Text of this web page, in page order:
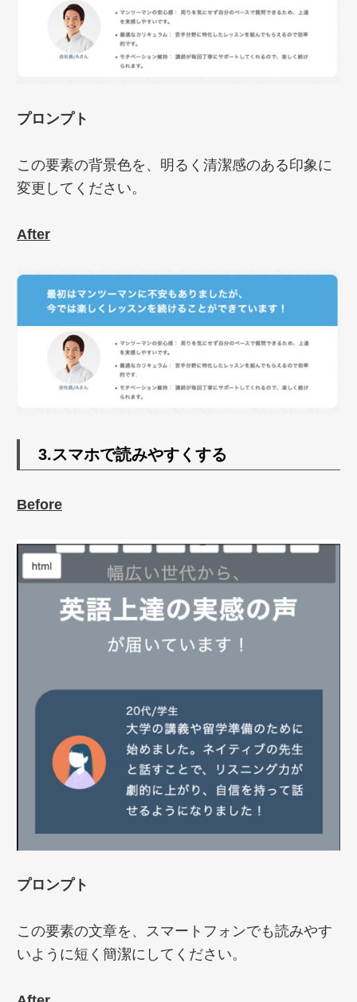
プロンプト
この要素の背景色を、明るく清潔感のある印象に
変更してください。
After
3.スマホで読みやすくする
Before
プロンプト
この要素の文章を、スマートフォンでも読みやす
いように短く簡潔にしてください。